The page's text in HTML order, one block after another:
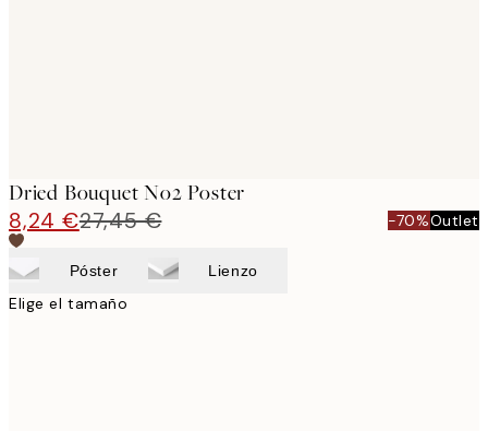
Dried Bouquet No2 Poster
8,24 €27,45 € -70%Outlet
Póster Lienzo
Elige el tamaño